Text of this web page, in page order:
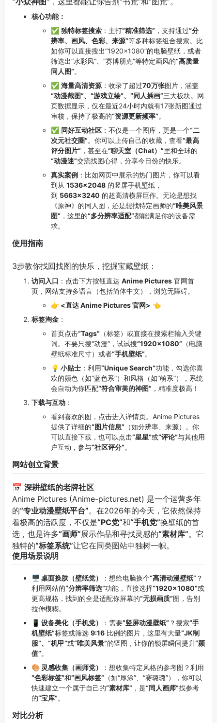
核心功能：
✅ 独特标签搜索 ：主打“精准筛选” ，支持通过“分
辨率、画风、色彩、来源”等多种标签组合搜索。比
如你可以直接搜出“1920×1080”的电脑壁纸，或者
筛选出“水彩风”、“赛博朋克”等特定画风的“高质量
同人图”。
✅ 海量高清资源 ：收录了超过70万张图片，涵盖
“动漫截图”、“游戏立绘”、“同人插画”三大板块。网
页数据显示，仅在最近24小时内就有17张新图通过
审核，保持了极高的“资源更新频率”。
✅ 同好互动社区 ：不仅是一个图库，更是一个“二
次元社交圈”。你可以上传自己的收藏，查看“最高
评分图片” ，甚至在“聊天室（Chat）”里和全球的
“动漫迷”交流找图心得，分享今日份的快乐。
真实案例 ：比如网页中展示的热门图片，你可以看
到从 1536×2048 的竖屏手机壁纸，
到 5663×3240 的超高清横屏巨作。无论是想找
《原神》的同人图，还是想找特定画师的“唯美风景
图” ，这里的“多分辨率适配”都能满足你的设备需
求。
使用指南
3步教你找回找图的快乐，挖掘宝藏壁纸：
访问入口 ：点击下方按钮直达 Anime Pictures 官网首
页，网站支持多语言（包括简体中文），浏览无障碍。
👉 <直达 Anime Pictures 官网> 👈
标签淘金 ：
首页点击“Tags” （标签）或直接在搜索栏输入关键
词。不要只搜“动漫”，试试搜“1920×1080” （电脑
壁纸标准尺寸）或者“手机壁纸”。
💡 小贴士 ：利用“Unique Search”功能，勾选你喜
欢的颜色（如“蓝色系”）和风格（如“萌系”），系统
会自动为你匹配“符合审美的神图” ，精准度极高！
下载与互动 ：
看到喜欢的图，点击进入详情页。Anime Pictures
提供了详细的“图片信息” （如分辨率、来源）。你
可以直接下载，也可以点击“星星”或“评论”与其他用
户互动，参与“社区评分”。
网站创立背景
📅 深耕壁纸的老牌社区
Anime Pictures (Anime-pictures.net) 是一个运营多年
的“专业动漫壁纸平台”。在2026年的今天，它依然保持
着极高的活跃度，不仅是“PC党”和“手机党”换壁纸的首
选，也是许多“画师”展示作品和寻找灵感的“素材库”。它
独特的“标签系统”让它在同类图站中独树一帜。
使用场景说明
🖥️ 桌面换肤（壁纸党） ：想给电脑换个“高清动漫壁纸” ？
利用网站的“分辨率筛选”功能，直接选择“1920×1080”或
更高规格，找到的全是适配你屏幕的“无损画质”图，告别
拉伸模糊。
📱 设备美化（手机党）
：需要“竖屏动漫壁纸” ？搜索“手
机壁纸”标签或筛选 9:16 比例的图片，这里有大量“JK制
服”、“机甲”或“唯美风景”的竖图，让你的锁屏瞬间提升“颜
值”。
🎨 灵感收集（画师党）
：想收集特定风格的参考图？利用
“色彩标签”和“画风标签” （如“厚涂”、“赛璐璐”），你可以
快速建立一个属于自己的“素材库” ，是“同人画师”找参考
的“宝库”。
对比分析